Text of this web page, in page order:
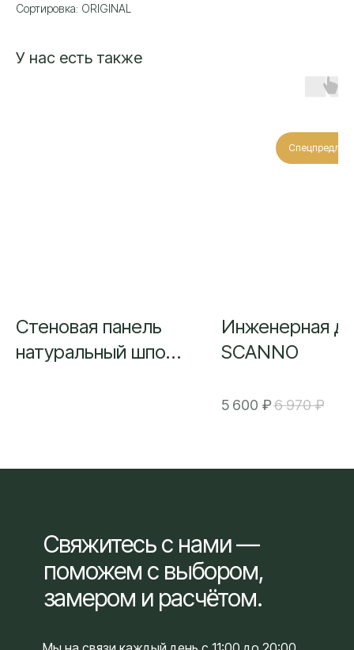
Сортировка: ORIGINAL
У нас есть также
Стеновая панель
натуральный шпон
Инженерная
SCANNO
5 600 ₽6 970 ₽
Свяжитесь с нами —
поможем с выбором,
замером и расчётом.